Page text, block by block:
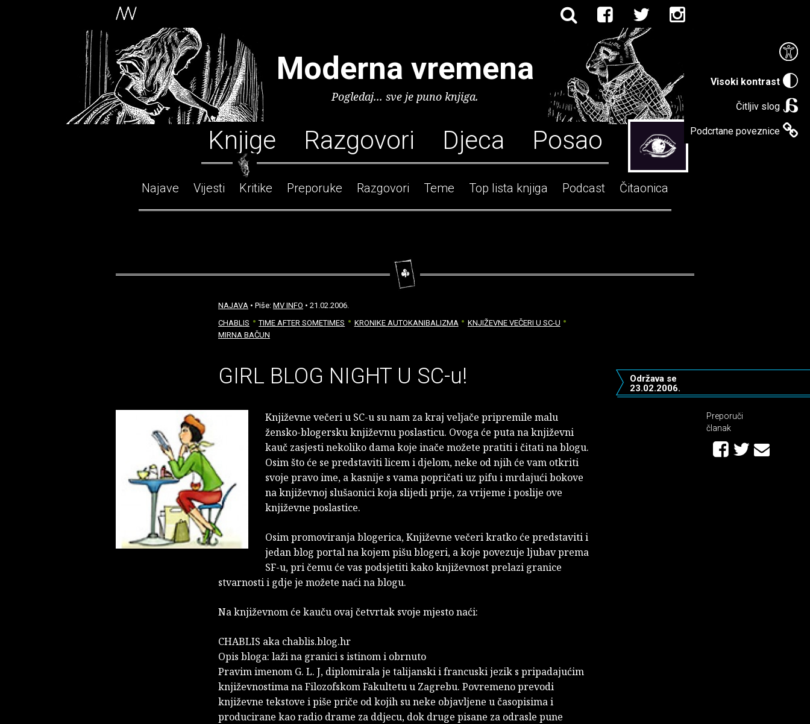
Visoki kontrast
Čitljiv slog
Podcrtane poveznice
Moderna vremena
Pogledaj... sve je puno knjiga.
Knjige Razgovori Djeca Posao
Najave Vijesti Kritike Preporuke Razgovori Teme Top lista knjiga Podcast Čitaonica
NAJAVA • Piše: MV INFO • 21.02.2006.
CHABLIS
TIME AFTER SOMETIMES KRONIKE AUTOKANIBALIZMA
KNJIŽEVNE VEČERI U SC-U
MIRNA BAČUN
GIRL BLOG NIGHT U SC-u!
Održava se
23.02.2006.
Književne večeri u SC-u su nam za kraj veljače pripremile malu
žensko-blogersku književnu poslasticu. Ovoga će puta na književni
kauč zasjesti nekoliko dama koje inače možete pratiti i čitati na blogu.
Osim što će se predstaviti licem i djelom, neke od njih će vam otkriti
svoje pravo ime, a kasnije s vama popričati uz pifu i mrdajući bokove
na književnoj slušaonici koja slijedi prije, za vrijeme i poslije ove
književne poslastice.
Osim promoviranja blogerica, Književne večeri kratko će predstaviti i
jedan blog portal na kojem pišu blogeri, a koje povezuje ljubav prema
SF-u, pri čemu će vas podsjetiti kako književnost prelazi granice
stvarnosti i gdje je možete naći na blogu.
Na književnom će kauču ovaj četvrtak svoje mjesto naći:
CHABLIS aka chablis.blog.hr
Opis bloga: laži na granici s istinom i obrnuto
Pravim imenom G. L. J, diplomirala je talijanski i francuski jezik s pripadajućim
književnostima na Filozofskom Fakultetu u Zagrebu. Povremeno prevodi
književne tekstove i piše priče od kojih su neke objavljene u časopisima i
producirane kao radio drame za ddjecu, dok druge pisane za odrasle pune
Preporuči
članak